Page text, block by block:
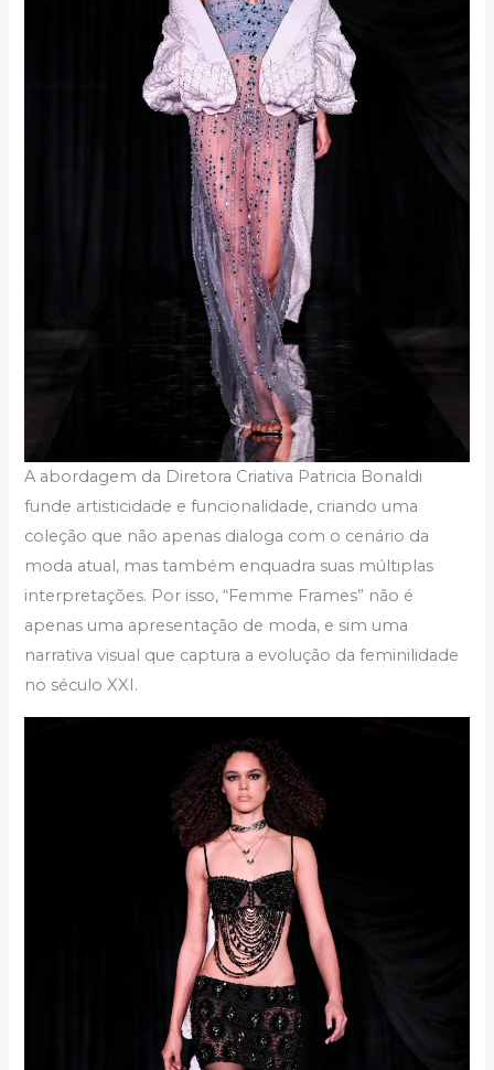
A abordagem da Diretora Criativa Patricia Bonaldi
funde artisticidade e funcionalidade, criando uma
coleção que não apenas dialoga com o cenário da
moda atual, mas também enquadra suas múltiplas
interpretações. Por isso, “Femme Frames” não é
apenas uma apresentação de moda, e sim uma
narrativa visual que captura a evolução da feminilidade
no século XXI.